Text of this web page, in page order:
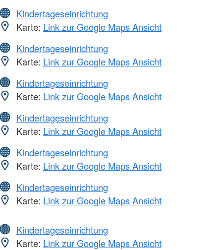
Kindertageseinrichtung
Karte: Link zur Google Maps Ansicht
Kindertageseinrichtung
Karte: Link zur Google Maps Ansicht
Kindertageseinrichtung
Karte: Link zur Google Maps Ansicht
Kindertageseinrichtung
Karte: Link zur Google Maps Ansicht
Kindertageseinrichtung
Karte: Link zur Google Maps Ansicht
Kindertageseinrichtung
Karte: Link zur Google Maps Ansicht
Kindertageseinrichtung
Karte: Link zur Google Maps Ansicht